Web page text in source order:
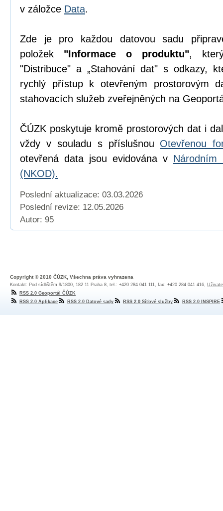
v záložce Data.
Zde je pro každou datovou sadu
položek "Informace o produktu",
"Distribuce" a „Stahování dat" s odkazy,
rychlý přístup k otevřeným prostorovým
stahovacích služeb zveřejněných na
ČÚZK poskytuje kromě prostorových dat i
vždy v souladu s příslušnou Otevřenou
otevřená data jsou evidována v Národním
(NKOD).
Poslední aktualizace: 03.03.2026
Poslední revize: 12.05.2026
Autor: 95
Copyright © 2010 ČÚZK, Všechna práva vyhrazena
Kontakt: Pod sídlištěm 9/1800, 182 11 Praha 8, tel.: +420 284 041 111, fax: +420 284 041 416,
RSS 2.0 Geoportál ČÚZK
RSS 2.0 Aplikace
RSS 2.0 Datové sady RSS 2.0 Síťové služby RSS 2.0 INSPIRE